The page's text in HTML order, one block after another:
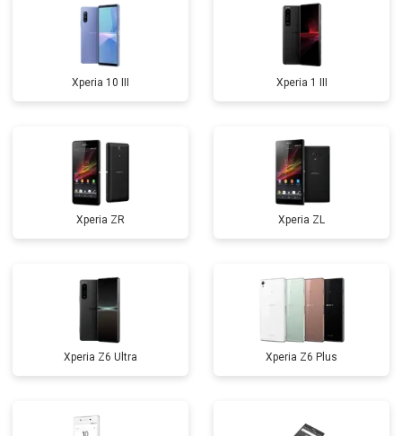
Xperia 10 III Xperia 1 III
Xperia ZR Xperia ZL
Xperia Z6 Ultra Xperia Z6 Plus